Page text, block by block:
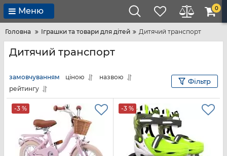
Меню 0
Головна Іграшки та товари для дітей Дитячий транспорт
Дитячий транспорт
замовчуванням ціною
назвою
рейтингу
Фільтр
-3 % -3 %